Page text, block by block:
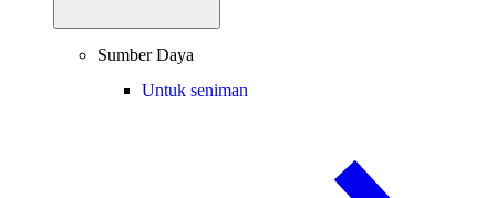
Sumber Daya
Untuk seniman